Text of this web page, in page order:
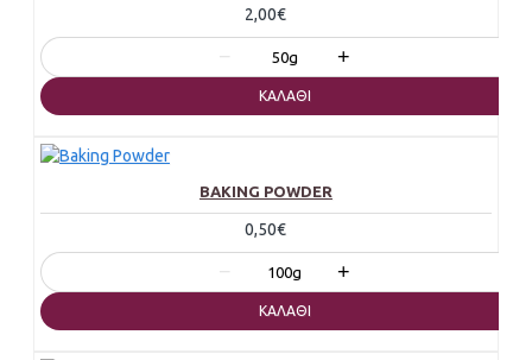
2,00€
− 50g +
ΚΑΛΆΘΙ
BAKING POWDER
0,50€
− 100g +
ΚΑΛΆΘΙ